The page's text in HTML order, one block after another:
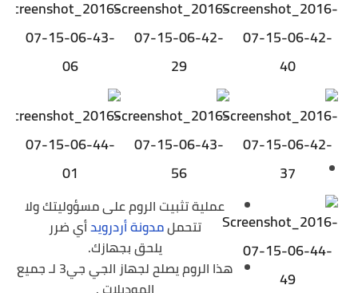
عملية تثبيت الروم على مسؤوليتك ولا
تتحملمدونة أردرويدأي ضرر
يلحق بجهازك.
هذا الروم يصلح لجهاز الجي جي3 لـ جميع